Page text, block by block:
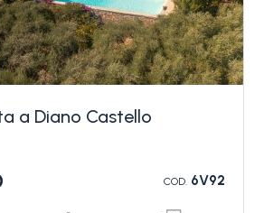
a Diano Castello
COD.6V92